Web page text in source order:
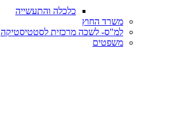
כלכלה והתעשייה
משרד החוץ
למ"ס- לשכה מרכזית לסטטיסטיקה
משפטים